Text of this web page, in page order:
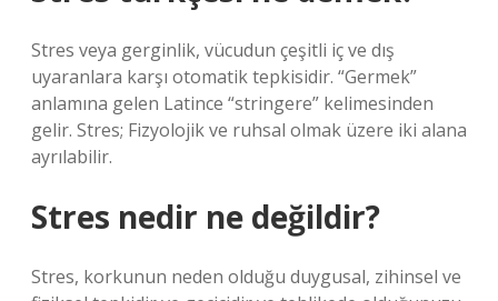
Stres veya gerginlik, vücudun çeşitli iç ve dış
uyaranlara karşı otomatik tepkisidir. “Germek”
anlamına gelen Latince “stringere” kelimesinden
gelir. Stres; Fizyolojik ve ruhsal olmak üzere iki alana
ayrılabilir.
Stres nedir ne değildir?
Stres, korkunun neden olduğu duygusal, zihinsel ve